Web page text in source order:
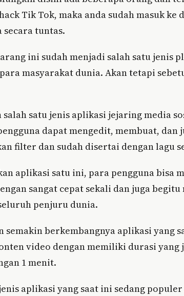
Tik Tok, maka anda sudah masuk
secara tuntas.
ini sudah menjadi salah satu jenis
masyarakat dunia. Akan tetapi
satu jenis aplikasi jejaring media
dapat mengedit, membuat,
filter dan sudah disertai dengan lagu
aplikasi satu ini, para pengguna bisa
sangat cepat sekali dan juga
penjuru dunia.
semakin berkembangnya aplikasi yang
video dengan memiliki durasi
1 menit.
aplikasi yang saat ini sedang